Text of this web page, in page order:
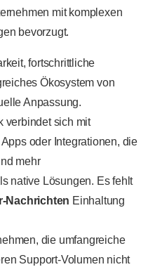
mit komplexen
bevorzugt.
fortschrittliche
Ökosystem von
Anpassung.
verbindet sich mit
oder Integrationen, die
mehr
native Lösungen. Es fehlt
Nachrichten Einhaltung
die umfangreiche
Support-Volumen nicht